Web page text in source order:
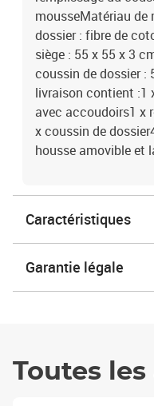
mousseMatériau de
dossier : fibre de
siège : 55 x 55 x 3
coussin de dossier :
livraison contient :1
avec accoudoirs1 x
x coussin de
housse amovible et
Caractéristiques
Garantie légale
Toutes